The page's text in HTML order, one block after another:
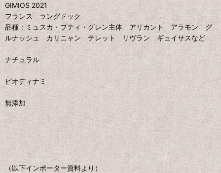
GIMIOS 2021
フランス ラングドック
品種：ミュスカ・プティ・グレン主体 アリカント アラモン グ
ルナッシュ カリニャン テレット リヴラン ギュイサスなど
ナチュラル
ビオディナミ
無添加
（以下インポーター資料より）